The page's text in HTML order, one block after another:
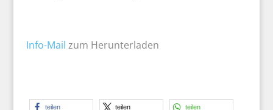
Info-Mail zum Herunterladen
teilen teilen teilen